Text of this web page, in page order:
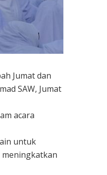
Jumat dan
SAW, Jumat
acara
untuk
meningkatkan